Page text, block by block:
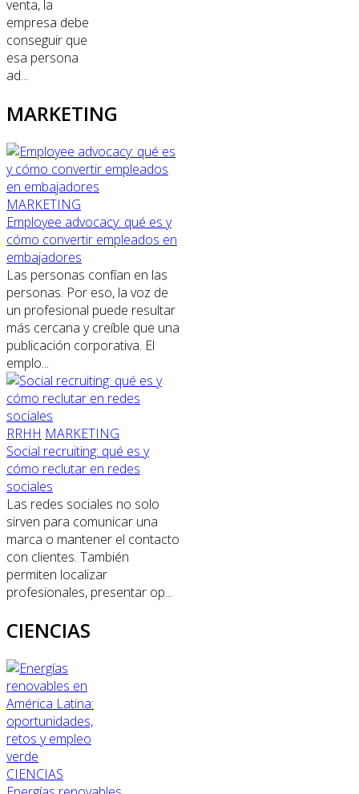
venta, la
empresa debe
conseguir que
esa persona
ad...
MARKETING
MARKETING
Employee advocacy: qué es y
cómo convertir empleados en
embajadores
Las personas confían en las
personas. Por eso, la voz de
un profesional puede resultar
más cercana y creíble que una
publicación corporativa. El
emplo...
RRHH MARKETING
Social recruiting: qué es y
cómo reclutar en redes
sociales
Las redes sociales no solo
sirven para comunicar una
marca o mantener el contacto
con clientes. También
permiten localizar
profesionales, presentar op...
CIENCIAS
CIENCIAS